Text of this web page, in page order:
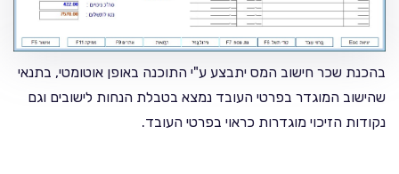
בהכנת שכר חישוב המס יתבצע ע"י התוכנה באופן אוטומטי, בתנאי
שהישוב המוגדר בפרטי העובד נמצא בטבלת הנחות לישובים וגם
נקודות הזיכוי מוגדרות כראוי בפרטי העובד.